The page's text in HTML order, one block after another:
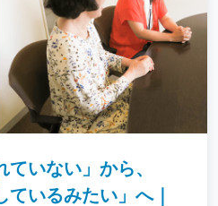
ていない」から、
ているみたい」へ｜